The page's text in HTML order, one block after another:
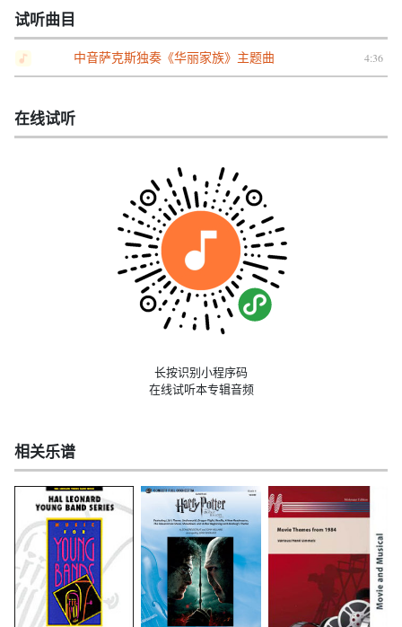
试听曲目
中音萨克斯独奏《华丽家族》主题曲 4:36
在线试听
长按识别小程序码
在线试听本专辑音频
相关乐谱